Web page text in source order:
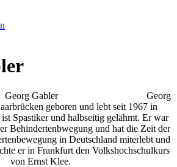
Georg
geboren und lebt seit 1967 in
Spastiker und halbseitig gelähmt. Er war
Behindertenbwegung und hat die Zeit der
in Deutschland miterlebt und
er in Frankfurt den Volkshochschulkurs
von Ernst Klee.